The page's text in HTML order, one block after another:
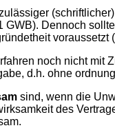
GWB). Dennoch
voraussetzt
noch nicht
d.h. ohne
sind, wenn die
des